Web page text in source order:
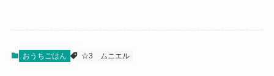
おうちごはん ☆3 ムニエル